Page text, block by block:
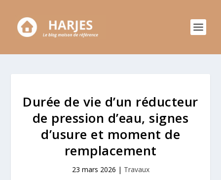
Durée de vie d’un réducteur
de pression d’eau, signes
d’usure et moment de
remplacement
23 mars 2026 | Travaux